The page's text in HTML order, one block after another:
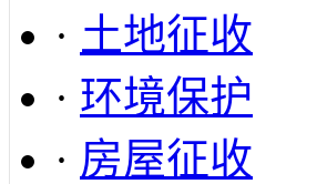
· 土地征收
· 环境保护
· 房屋征收